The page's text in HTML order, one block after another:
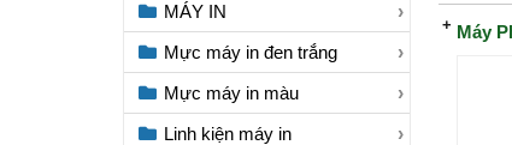
Máy
MÁY IN
Mực máy in đen trắng
Mực máy in màu
Linh kiện máy in